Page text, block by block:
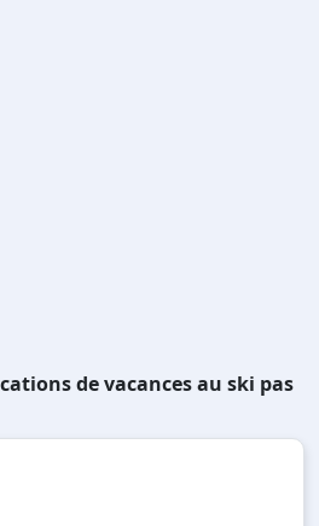
de vacances au ski pas